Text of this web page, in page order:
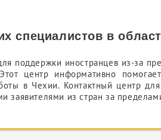
специалистов в
поддержки иностранцев из-за
центр информативно
в Чехии. Контактный центр
заявителями из стран за